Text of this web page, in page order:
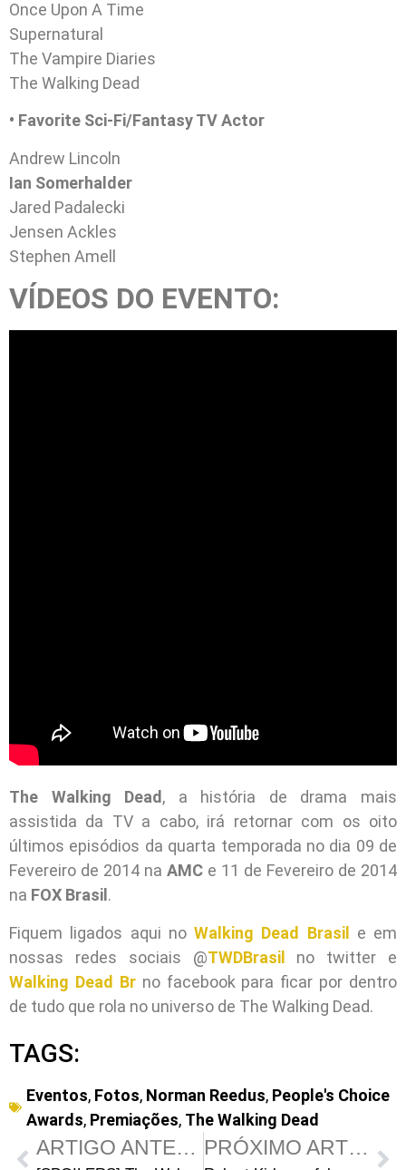
Once Upon A Time
Supernatural
The Vampire Diaries
The Walking Dead
• Favorite Sci-Fi/Fantasy TV Actor
Andrew Lincoln
Ian Somerhalder
Jared Padalecki
Jensen Ackles
Stephen Amell
VÍDEOS DO EVENTO:
The Walking Dead, a história de drama mais
assistida da TV a cabo, irá retornar com os oito
últimos episódios da quarta temporada no dia 09 de
Fevereiro de 2014 na AMC e 11 de Fevereiro de 2014
na FOX Brasil .
Fiquem ligados aqui no Walking Dead Brasil
e em
nossas redes sociais @TWDBrasil
no twitter e
Walking Dead Brno facebook para ficar por dentro
de tudo que rola no universo de The Walking Dead.
TAGS:
Eventos, Fotos, Norman Reedus, People's Choice
Awards, Premiações, The Walking Dead
ARTIGO ANTERIOR PRÓXIMO ARTIGO